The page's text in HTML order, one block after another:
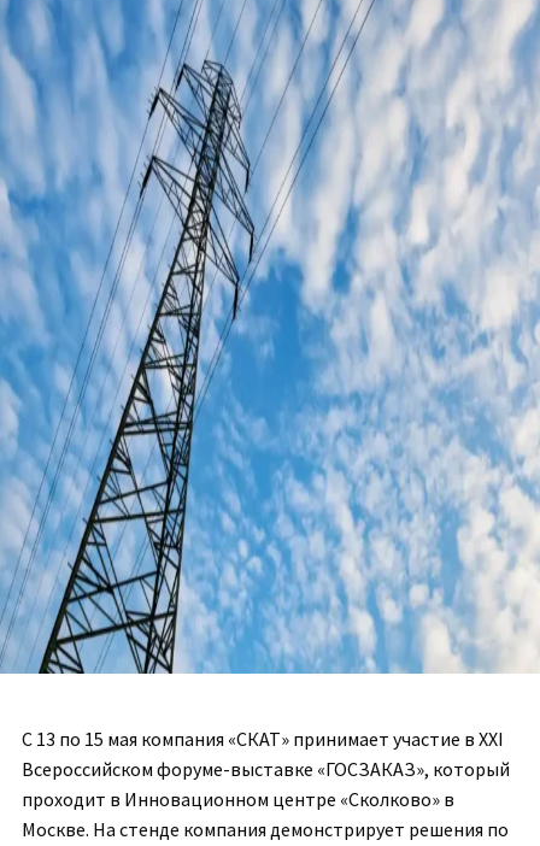
С 13 по 15 мая компания «СКАТ» принимает участие в XXI
Всероссийском форуме-выставке «ГОСЗАКАЗ», который
проходит в Инновационном центре «Сколково» в
Москве. На стенде компания демонстрирует решения по